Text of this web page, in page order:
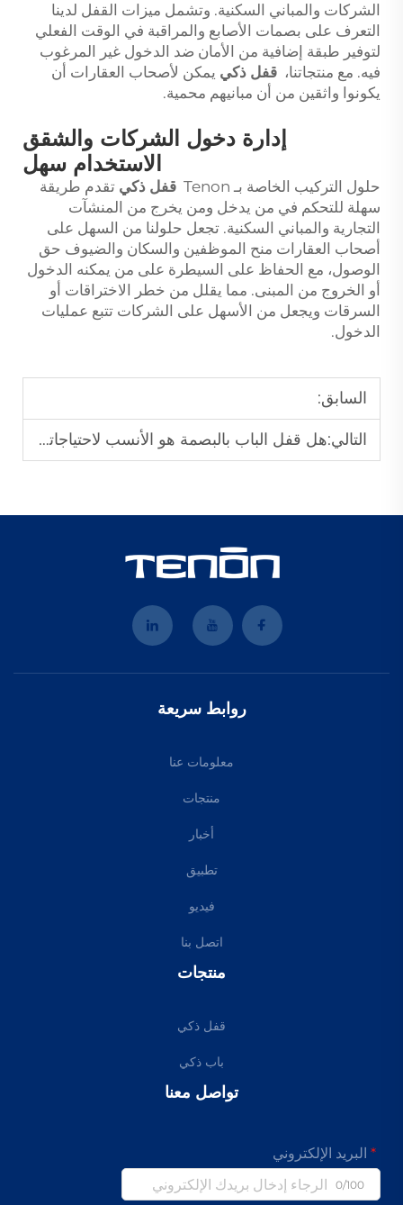
الشركات والمباني السكنية. وتشمل ميزات القفل لدينا
التعرف على بصمات الأصابع والمراقبة في الوقت الفعلي
لتوفير طبقة إضافية من الأمان ضد الدخول غير المرغوب
فيه. مع منتجاتنا، قفل ذكي يمكن لأصحاب العقارات أن
يكونوا واثقين من أن مبانيهم محمية.
إدارة دخول الشركات والشقق
الاستخدام سهل
حلول التركيب الخاصة بـ Tenon قفل ذكي تقدم طريقة
سهلة للتحكم في من يدخل ومن يخرج من المنشآت
التجارية والمباني السكنية. تجعل حلولنا من السهل على
أصحاب العقارات منح الموظفين والسكان والضيوف حق
الوصول، مع الحفاظ على السيطرة على من يمكنه الدخول
أو الخروج من المبنى. مما يقلل من خطر الاختراقات أو
السرقات ويجعل من الأسهل على الشركات تتبع عمليات
الدخول.
السابق:
التالي:هل قفل الباب بالبصمة هو الأنسب لاحتياجاتك في التحكم بالوصول؟
روابط سريعة
معلومات عنا
منتجات
أخبار
تطبيق
فيديو
اتصل بنا
منتجات
قفل ذكي
باب ذكي
تواصل معنا
البريد الإلكتروني
0/100